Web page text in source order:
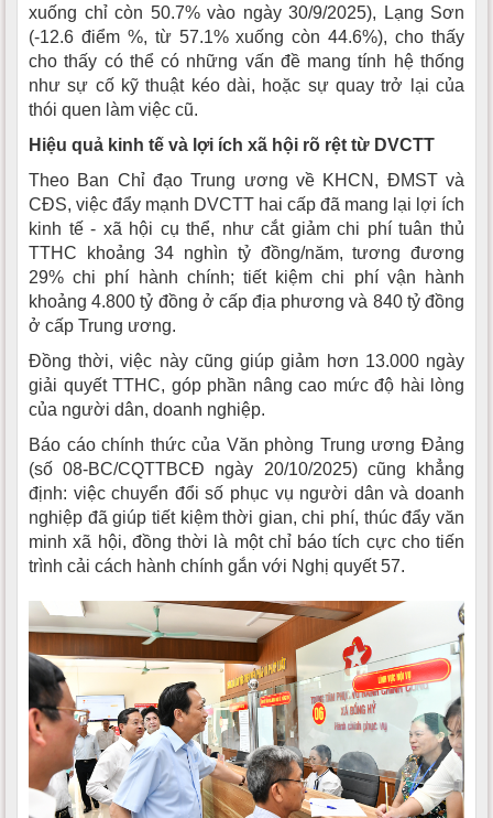
xuống chỉ còn 50.7% vào ngày 30/9/2025), Lạng Sơn
(-12.6 điểm %, từ 57.1% xuống còn 44.6%), cho thấy
cho thấy có thể có những vấn đề mang tính hệ thống
như sự cố kỹ thuật kéo dài, hoặc sự quay trở lại của
thói quen làm việc cũ.
Hiệu quả kinh tế và lợi ích xã hội rõ rệt từ DVCTT
Theo Ban Chỉ đạo Trung ương về KHCN, ĐMST và
CĐS, việc đẩy mạnh DVCTT hai cấp đã mang lại lợi ích
kinh tế - xã hội cụ thể, như cắt giảm chi phí tuân thủ
TTHC khoảng 34 nghìn tỷ đồng/năm, tương đương
29% chi phí hành chính; tiết kiệm chi phí vận hành
khoảng 4.800 tỷ đồng ở cấp địa phương và 840 tỷ đồng
ở cấp Trung ương.
Đồng thời, việc này cũng giúp giảm hơn 13.000 ngày
giải quyết TTHC, góp phần nâng cao mức độ hài lòng
của người dân, doanh nghiệp.
Báo cáo chính thức của Văn phòng Trung ương Đảng
(số 08-BC/CQTTBCĐ ngày 20/10/2025) cũng khẳng
định: việc chuyển đổi số phục vụ người dân và doanh
nghiệp đã giúp tiết kiệm thời gian, chi phí, thúc đẩy văn
minh xã hội, đồng thời là một chỉ báo tích cực cho tiến
trình cải cách hành chính gắn với Nghị quyết 57.